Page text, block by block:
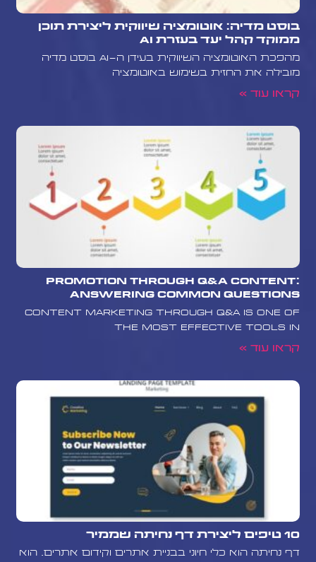
בוסט מדיה: אוטומציה שיווקית ליצירת תוכן
ממוקד קהל יעד בעזרת AI
מהפכת האוטומציה השיווקית בעידן ה-AI בוסט מדיה
מובילה את החזית בשימוש באוטומציה
קראו עוד »
Promotion Through Q&A Content:
Answering Common Questions
Content marketing through Q&A is one of
the most effective tools in
קראו עוד »
10 טיפים ליצירת דף נחיתה שממיר
דף נחיתה הוא כלי חיוני בבניית אתרים וקידום אתרים. הוא